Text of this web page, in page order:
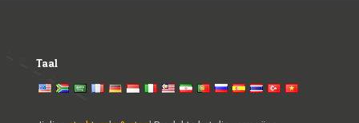
Taal